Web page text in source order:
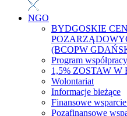
NGO
BYDGOSKIE
(BCOPW
Program
1,5% ZOSTAW
Wolontariat
Informacje bieżące
Finansowe
Pozafinansowe